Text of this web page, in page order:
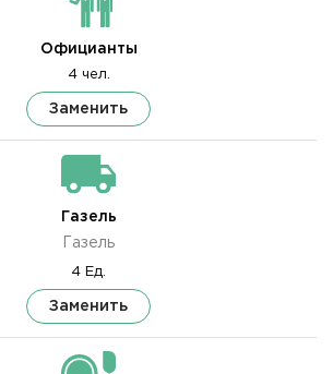
Официанты
4 чел.
Заменить
Газель
Газель
4 Ед.
Заменить